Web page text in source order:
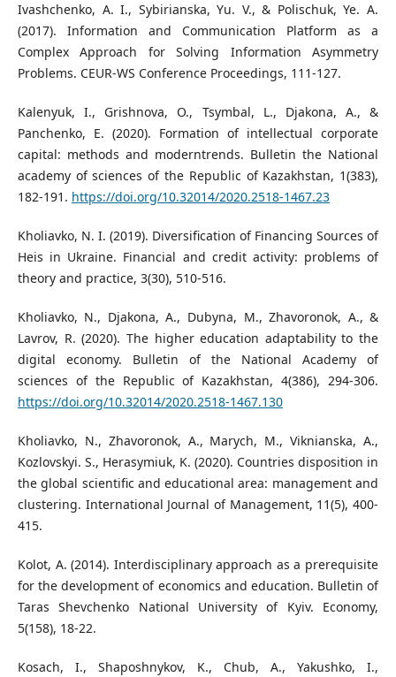
Ivashchenko, A. I., Sybirianska, Yu. V., & Polischuk, Ye. A.
(2017). Information and Communication Platform as a
Complex Approach for Solving Information Asymmetry
Problems. CEUR-WS Conference Proceedings, 111-127.
Kalenyuk, I., Grishnova, O., Tsymbal, L., Djakona, A., &
Panchenko, E. (2020). Formation of intellectual corporate
capital: methods and moderntrends. Bulletin the National
academy of sciences of the Republic of Kazakhstan, 1(383),
182-191. https://doi.org/10.32014/2020.2518-1467.23
Kholiavko, N. I. (2019). Diversification of Financing Sources of
Heis in Ukraine. Financial and credit activity: problems of
theory and practice, 3(30), 510-516.
Kholiavko, N., Djakona, A., Dubyna, M., Zhavoronok, A., &
Lavrov, R. (2020). The higher education adaptability to the
digital economy. Bulletin of the National Academy of
sciences of the Republic of Kazakhstan, 4(386), 294-306.
https://doi.org/10.32014/2020.2518-1467.130
Kholiavko, N., Zhavoronok, A., Marych, M., Viknianska, A.,
Kozlovskyi. S., Herasymiuk, K. (2020). Countries disposition in
the global scientific and educational area: management and
clustering. International Journal of Management, 11(5), 400-
415.
Kolot, A. (2014). Interdisciplinary approach as a prerequisite
for the development of economics and education. Bulletin of
Taras Shevchenko National University of Kyiv. Economy,
5(158), 18-22.
Kosach, I., Shaposhnykov, K., Chub, A., Yakushko, I.,